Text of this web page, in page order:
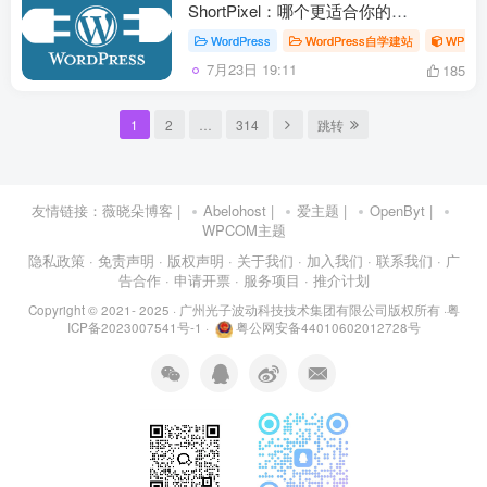
ShortPixel：哪个更适合你的
WordPress 网站？
WordPress WordPress自学建站 WP自
7月23日 19:11 185
1 2 … 314 跳转
友情链接： 薇晓朵博客 | Abelohost | 爱主题 | OpenByt |
WPCOM主题
隐私政策 · 免责声明 · 版权声明 · 关于我们 · 加入我们 · 联系我们 · 广
告合作 · 申请开票 · 服务项目 · 推介计划
Copyright © 2021- 2025 · 广州光子波动科技技术集团有限公司版权所有·粤
ICP备2023007541号-1 · 粤公网安备44010602012728号